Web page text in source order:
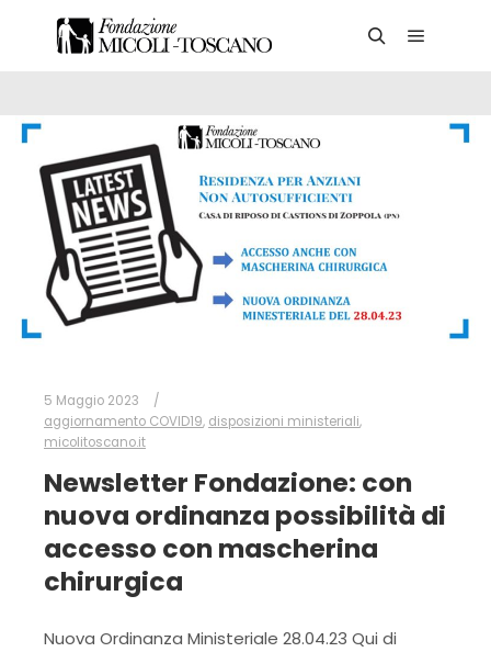
5 Maggio 2023
aggiornamento COVID19, disposizioni ministeriali,
micolitoscano.it
Newsletter Fondazione: con
nuova ordinanza possibilità di
accesso con mascherina
chirurgica
Nuova Ordinanza Ministeriale 28.04.23 Qui di